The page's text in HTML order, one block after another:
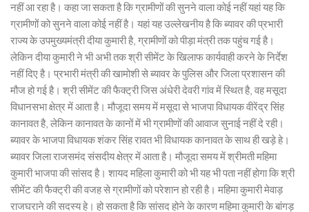
नहीं आ रहा है। कहा जा सकता है कि ग्रामीणों की सुनने वाला कोई नहीं यहां यह कि
ग्रामीणों को सुनने वाला कोई नहीं है। यहां यह उल्लेखनीय है कि ब्यावर की प्रभारी
राज्य के उपमुख्यमंत्री दीया कुमारी है, ग्रामीणों को पीड़ा मंत्री तक पहुंच गई है।
लेकिन दीया कुमारी ने भी अभी तक श्री सीमेंट के खिलाफ कार्यवाही करने के निर्देश
नहीं दिए है। प्रभारी मंत्री की खामोशी से ब्यावर के पुलिस और जिला प्रशासन की
मौज हो गई है। श्री सीमेंट की फैक्ट्री जिस अंधेरी देवरी गांव में स्थित है, वह मसूदा
विधानसभा क्षेत्र में आता है। मौजूदा समय में मसूदा से भाजपा विधायक वीरेंद्र सिंह
कानावत है, लेकिन कानावत के कानों में भी ग्रामीणों की आवाज सुनाई नहीं दे रही।
ब्यावर के भाजपा विधायक शंकर सिंह रावत भी विधायक कानावत के साथ ही खड़े हे।
ब्यावर जिला राजसमंद संसदीय क्षेत्र में आता है। मौजूदा समय में श्रीमती महिमा
कुमारी भाजपा की सांसद है। शायद महिला कुमारी को भी यह भी पता नहीं होगा कि श्री
सीमेंट की फैक्ट्री की वजह से ग्रामीणों को परेशान हो रही है। महिमा कुमारी मेवाड़
राजघराने की सदस्य हे। हो सकता है कि सांसद होने के कारण महिमा कुमारी के बांगड़